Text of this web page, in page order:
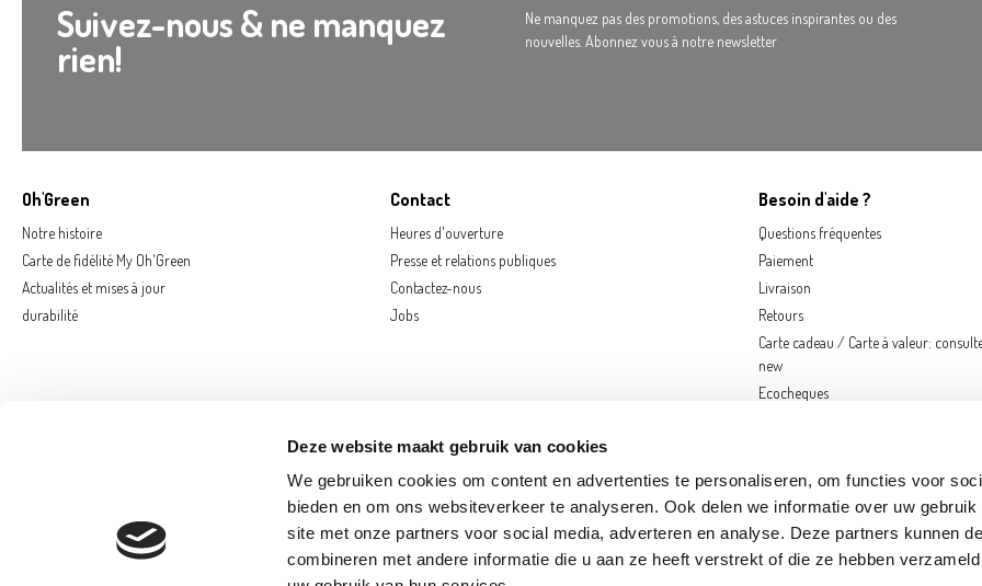
Deze website maakt gebruik van cookies
We gebruiken cookies om content en advertenties te personaliseren, om functies voor
bieden en om ons websiteverkeer te analyseren. Ook delen we informatie over uw gebruik
site met onze partners voor social media, adverteren en analyse. Deze partners kunnen
combineren met andere informatie die u aan ze heeft verstrekt of die ze hebben
Suivez-nous & ne manquez
rien!
Ne manquez pas des promotions, des astuces inspirantes ou des
nouvelles. Abonnez vous à notre newsletter
Oh'Green
Notre histoire
Carte de fidélité My Oh'Green
Actualités et mises à jour
durabilité
Contact
Heures d'ouverture
Presse et relations publiques
Contactez-nous
Jobs
Besoin d'aide ?
Questions fréquentes
Paiement
Livraison
Retours
Carte cadeau / Carte à valeur:
new
Ecocheques
AARSCHOT EKEREN